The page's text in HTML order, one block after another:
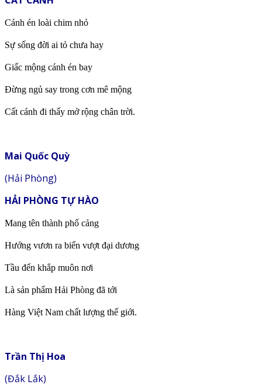
Cánh én loài chim nhỏ
Sự sống đời ai tỏ chưa hay
Giấc mộng cánh én bay
Đừng ngủ say trong cơn mê mộng
Cất cánh đi thấy mở rộng chân trời.
Mai Quốc Quỳ
(Hải Phòng)
HẢI PHÒNG TỰ HÀO
Mang tên thành phố cảng
Hướng vươn ra biển vượt đại dương
Tầu đến khắp muôn nơi
Là sản phẩm Hải Phòng đã tới
Hàng Việt Nam chất lượng thế giới.
Trần Thị Hoa
(Đắk Lắk)